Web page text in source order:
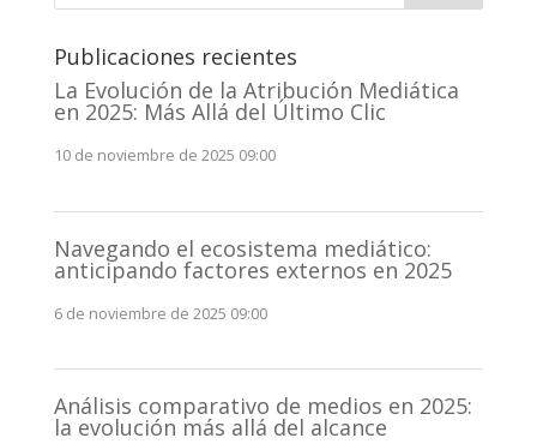
Publicaciones recientes
La Evolución de la Atribución Mediática
en 2025: Más Allá del Último Clic
10 de noviembre de 2025 09:00
Navegando el ecosistema mediático:
anticipando factores externos en 2025
6 de noviembre de 2025 09:00
Análisis comparativo de medios en 2025:
la evolución más allá del alcance